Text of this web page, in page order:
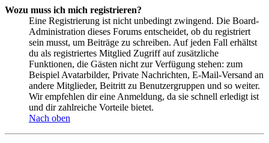
Wozu muss ich mich registrieren?
Eine Registrierung ist nicht unbedingt zwingend. Die Board-
Administration dieses Forums entscheidet, ob du registriert
sein musst, um Beiträge zu schreiben. Auf jeden Fall erhältst
du als registriertes Mitglied Zugriff auf zusätzliche
Funktionen, die Gästen nicht zur Verfügung stehen: zum
Beispiel Avatarbilder, Private Nachrichten, E-Mail-Versand an
andere Mitglieder, Beitritt zu Benutzergruppen und so weiter.
Wir empfehlen dir eine Anmeldung, da sie schnell erledigt ist
und dir zahlreiche Vorteile bietet.
Nach oben